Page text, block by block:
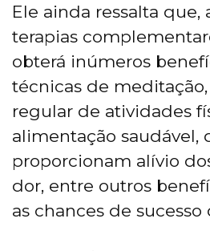
Ele ainda ressalta que,
terapias
obterá inúmeros
técnicas de
regular de atividades
alimentação saudável,
proporcionam alívio
dor, entre outros
as chances de